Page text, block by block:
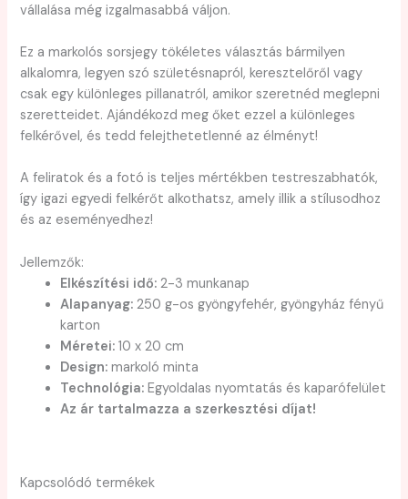
vállalása még izgalmasabbá váljon.
Ez a markolós sorsjegy tökéletes választás bármilyen
alkalomra, legyen szó születésnapról, keresztelőről vagy
csak egy különleges pillanatról, amikor szeretnéd meglepni
szeretteidet. Ajándékozd meg őket ezzel a különleges
felkérővel, és tedd felejthetetlenné az élményt!
A feliratok és a fotó is teljes mértékben testreszabhatók,
így igazi egyedi felkérőt alkothatsz, amely illik a stílusodhoz
és az eseményedhez!
Jellemzők:
Elkészítési idő: 2-3 munkanap
Alapanyag: 250 g-os gyöngyfehér, gyöngyház fényű
karton
Méretei:10 x 20 cm
Design:markoló minta
Technológia:Egyoldalas nyomtatás és kaparófelület
Az ár tartalmazza a szerkesztési díjat!
Kapcsolódó termékek